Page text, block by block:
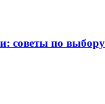
советы по